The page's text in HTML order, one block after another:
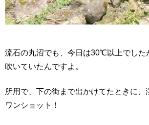
流石の丸沼でも、今日は30℃以上でした
吹いていたんですよ。
所用で、下の街まで出かけてたときに、
ワンショット！